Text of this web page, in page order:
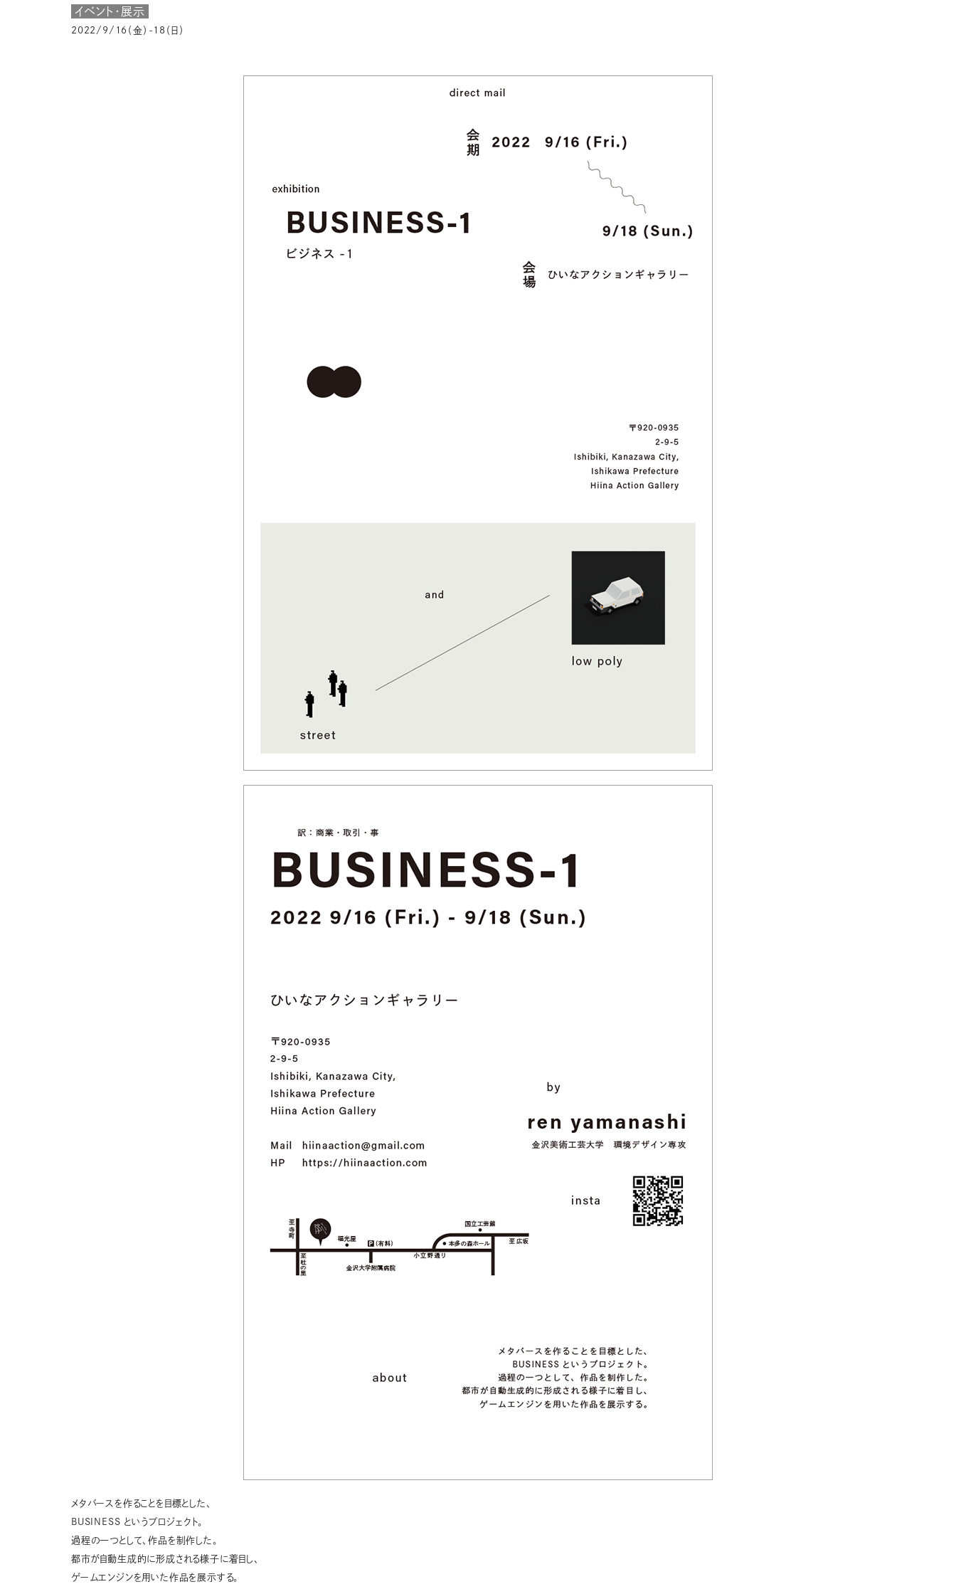
イベント・展示
2022/9/16（金）-18（日）
メタバースを作ることを目標とした、
BUSINESS というプロジェクト。
過程の一つとして、作品を制作した。
都市が自動生成的に形成される様子に着目し、
ゲームエンジンを用いた作品を展示する。